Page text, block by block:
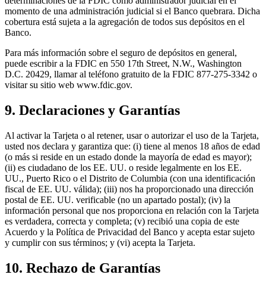
momento de una administración judicial si el Banco quebrara. Dicha
cobertura está sujeta a la agregación de todos sus depósitos en el
Banco.
Para más información sobre el seguro de depósitos en general,
puede escribir a la FDIC en 550 17th Street, N.W., Washington
D.C. 20429, llamar al teléfono gratuito de la FDIC 877-275-3342 o
visitar su sitio web www.fdic.gov.
9. Declaraciones y Garantías
Al activar la Tarjeta o al retener, usar o autorizar el uso de la Tarjeta,
usted nos declara y garantiza que: (i) tiene al menos 18 años de edad
(o más si reside en un estado donde la mayoría de edad es mayor);
(ii) es ciudadano de los EE. UU. o reside legalmente en los EE.
UU., Puerto Rico o el Distrito de Columbia (con una identificación
fiscal de EE. UU. válida); (iii) nos ha proporcionado una dirección
postal de EE. UU. verificable (no un apartado postal); (iv) la
información personal que nos proporciona en relación con la Tarjeta
es verdadera, correcta y completa; (v) recibió una copia de este
Acuerdo y la Política de Privacidad del Banco y acepta estar sujeto
y cumplir con sus términos; y (vi) acepta la Tarjeta.
10. Rechazo de Garantías